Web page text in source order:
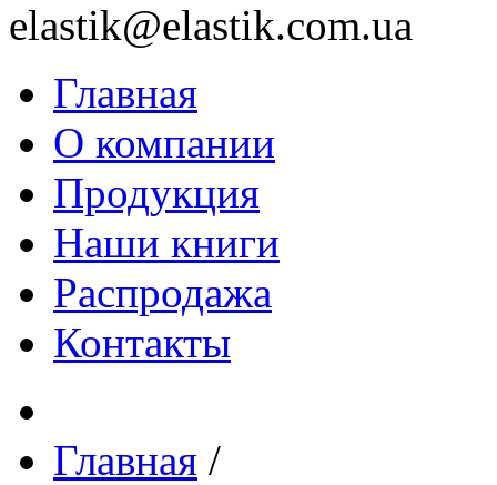
elastik@elastik.com.ua
Главная
О компании
Продукция
Наши книги
Распродажа
Контакты
Главная /